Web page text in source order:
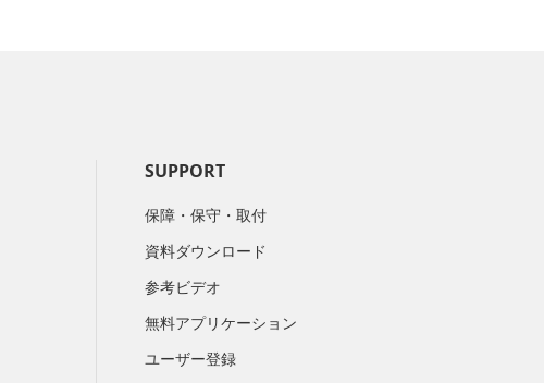
SUPPORT
保障・保守・取付
資料ダウンロード
参考ビデオ
無料アプリケーション
ユーザー登録